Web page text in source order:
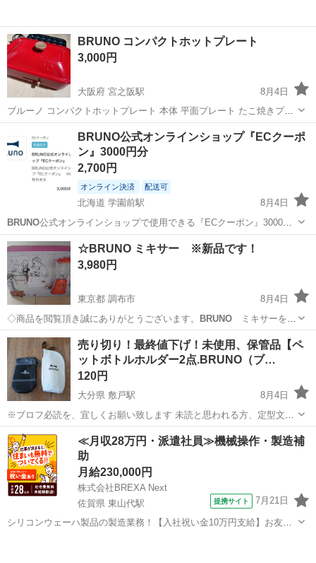
BRUNO コンパクトホットプレート
3,000円
大阪府 宮之阪駅
8月4日
ブルーノ コンパクトホットプレート 本体 平面プレート たこ焼きプレ
ート 電源コード 平面プレートは一部コゲつきがありますのでご了承く
ださい。 直接取りに来ていただける方でお願いいたします。 #ブルー
ノ #ホットプレ...
宮之阪駅 キッチン家電
BRUNO公式オンラインショップ『ECクーポ
ン』3000円分
2,700円
オンライン決済 配送可
北海道 学園前駅
8月4日
BRUNO公式オンラインショップで使用できる『ECクーポン』3000円
分です。 チャットで、クーポン番号お知らせします。 ■ご利用上の注
意■ ・税込8,000円以上のご購入で合計金額（税込）から3,000円引き
とな...
北海道 札幌市 その他 クーポン
☆BRUNO ミキサー ※新品です！
3,980円
東京都 調布市
8月4日
◇商品を閲覧頂き誠にありがとうございます。
BRUNOミキサーを使
用しない為出品させて頂きます。こちらは新品のお品です。 お色はオ
レンジでとてもかわいいデザインのお品だと思います。 何かご質問な
どございましたらお気軽にお...
東京 調布市 キッチン家電 BRUNO
売り切り！最終値下げ！未使用、保管品【ペ
ットボトルホルダー2点.BRUNO（ブ…
120円
大分県 敷戸駅
8月4日
※プロフ必読を、宜しくお願い致します 未読と思われる方、定型文の
方はスルーさせて頂きます 売り切りで、最終値下げしました
¥150→¥120 未使用、保管品 ペットボトルカバー、2点 ☆ブルーノ、
生成りでナチュラルな...
大分 大分市 敷戸駅 生活雑貨
≪月収28万円・派遣社員≫機械操作・製造補
助
月給230,000円
株式会社BREXA Next
佐賀県 東山代駅
提携サイト 7月21日
シリコンウェーハ製品の製造業務！【入社祝い金10万円支給】お友達